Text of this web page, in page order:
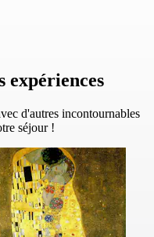
expériences
d'autres incontournables
séjour !